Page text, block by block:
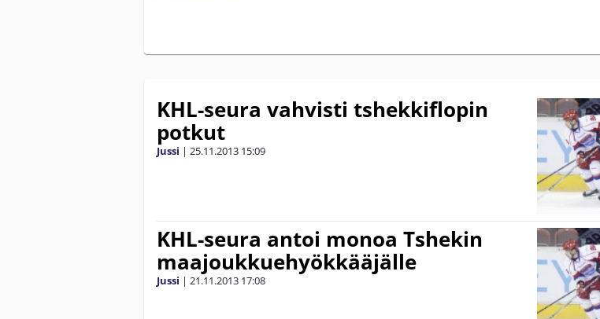
KHL-seura vahvisti tshekkiflopin
potkut
Jussi | 25.11.2013 15:09
KHL-seura antoi monoa Tshekin
maajoukkuehyökkääjälle
Jussi | 21.11.2013 17:08